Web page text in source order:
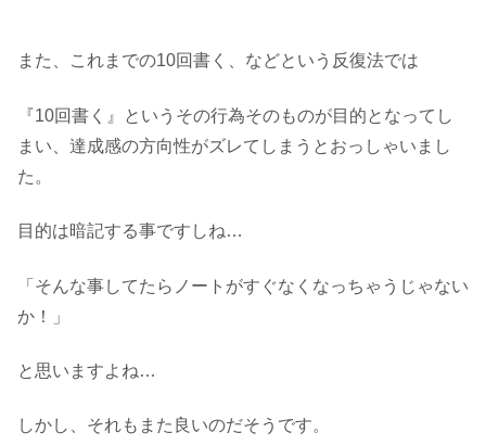
また、これまでの10回書く、などという反復法では
『10回書く』というその行為そのものが目的となってし
まい、達成感の方向性がズレてしまうとおっしゃいまし
た。
目的は暗記する事ですしね…
「そんな事してたらノートがすぐなくなっちゃうじゃない
か！」
と思いますよね…
しかし、それもまた良いのだそうです。